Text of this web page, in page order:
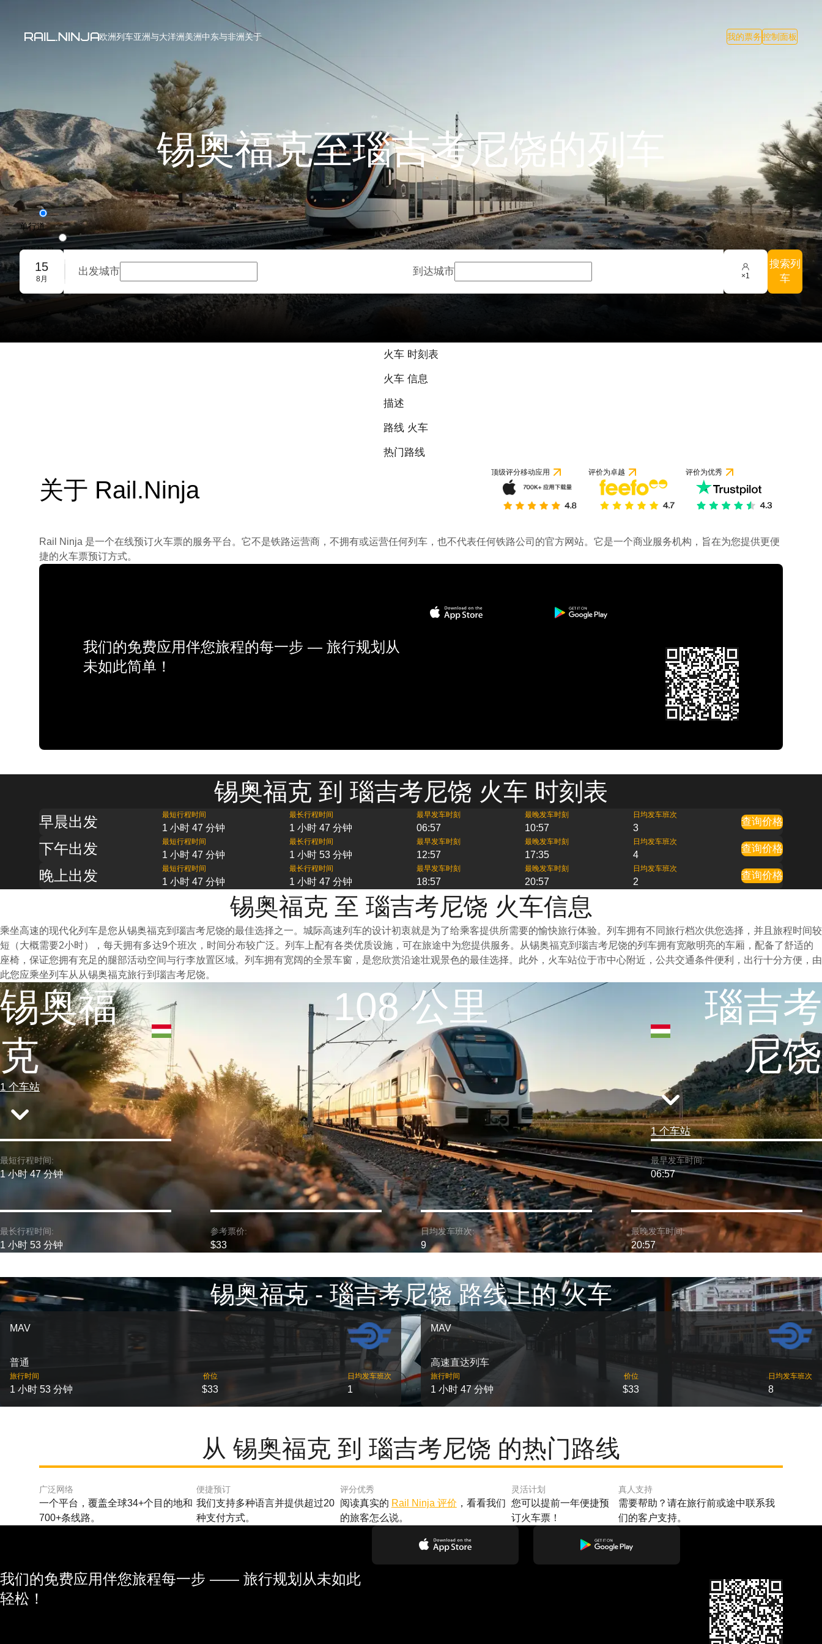
欧洲列车亚洲与大洋洲美洲中东与非洲关于 我的票务控制面板
锡奥福克至瑙吉考尼饶的列车
单行道
往返旅程
团体预订
15
8月
出发城市 到达城市 ×1
搜索列
车
火车 时刻表
火车 信息
描述
路线 火车
热门路线
关于 Rail.Ninja
顶级评分移动应用 评价为卓越 评价为优秀
Rail Ninja 是一个在线预订火车票的服务平台。它不是铁路运营商，不拥有或运营任何列车，也不代表任何铁路公司的官方网站。它是一个商业服务机构，旨在为您提供更便
捷的火车票预订方式。
我们的免费应用伴您旅程的每一步 — 旅行规划从
未如此简单！
锡奥福克 到 瑙吉考尼饶 火车 时刻表
早晨出发 最短行程时间
1 小时 47 分钟
最长行程时间
1 小时 47 分钟
最早发车时刻
06:57
最晚发车时刻
10:57
日均发车班次
3
查询价格
下午出发 最短行程时间
1 小时 47 分钟
最长行程时间
1 小时 53 分钟
最早发车时刻
12:57
最晚发车时刻
17:35
日均发车班次
4
查询价格
晚上出发 最短行程时间
1 小时 47 分钟
最长行程时间
1 小时 47 分钟
最早发车时刻
18:57
最晚发车时刻
20:57
日均发车班次
2
查询价格
锡奥福克 至 瑙吉考尼饶 火车信息
乘坐高速的现代化列车是您从锡奥福克到瑙吉考尼饶的最佳选择之一。城际高速列车的设计初衷就是为了给乘客提供所需要的愉快旅行体验。列车拥有不同旅行档次供您选择，并且旅程时间较
短（大概需要2小时），每天拥有多达9个班次，时间分布较广泛。列车上配有各类优质设施，可在旅途中为您提供服务。从锡奥福克到瑙吉考尼饶的列车拥有宽敞明亮的车厢，配备了舒适的
座椅，保证您拥有充足的腿部活动空间与行李放置区域。列车拥有宽阔的全景车窗，是您欣赏沿途壮观景色的最佳选择。此外，火车站位于市中心附近，公共交通条件便利，出行十分方便，由
此您应乘坐列车从从锡奥福克旅行到瑙吉考尼饶。
锡奥福
克
1 个车站
108 公里
瑙吉考
尼饶
1 个车站
最短行程时间:
1 小时 47 分钟
最早发车时间:
06:57
最长行程时间:
1 小时 53 分钟
参考票价:
$33
日均发车班次:
9
最晚发车时间:
20:57
锡奥福克 - 瑙吉考尼饶 路线上的 火车
MAV
普通
旅行时间
1 小时 53 分钟
价位
$33
日均发车班次
1
MAV
高速直达列车
旅行时间
1 小时 47 分钟
价位
$33
日均发车班次
8
从 锡奥福克 到 瑙吉考尼饶 的热门路线
广泛网络
一个平台，覆盖全球34+个目的地和
700+条线路。
便捷预订
我们支持多种语言并提供超过20
种支付方式。
评分优秀
阅读真实的 Rail Ninja 评价 ，看看我们
的旅客怎么说。
灵活计划
您可以提前一年便捷预
订火车票！
真人支持
需要帮助？请在旅行前或途中联系我
们的客户支持。
我们的免费应用伴您旅程每一步 —— 旅行规划从未如此
轻松！